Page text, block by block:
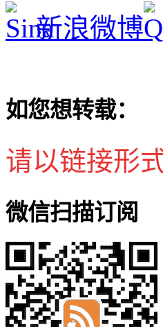
新浪微博
如您想转载：
请以链接形
微信扫描订阅